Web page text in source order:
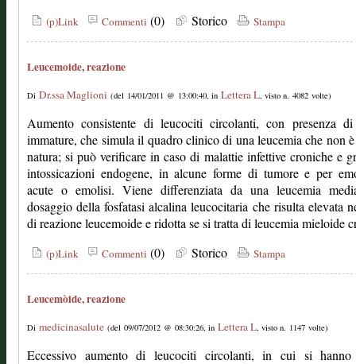
(p)Link Commenti (0) Storico Stampa
Leucemoide, reazione
Di Dr.ssa Maglioni (del 14/01/2011 @ 13:00:40, in Lettera L, visto n. 4082 volte)
Aumento consistente di leucociti circolanti, con presenza
immature, che simula il quadro clinico di una leucemia che non
natura; si può verificare in caso di malattie infettive croniche e
intossicazioni endogene, in alcune forme di tumore e per
acute o emolisi. Viene differenziata da una leucemia
dosaggio della fosfatasi alcalina leucocitaria che risulta elevata
di reazione leucemoide e ridotta se si tratta di leucemia mieloide
(p)Link Commenti (0) Storico Stampa
Leucemòide, reazione
Di medicinasalute (del 09/07/2012 @ 08:30:26, in Lettera L, visto n. 1147 volte)
Eccessivo aumento di leucociti circolanti, in cui si hanno